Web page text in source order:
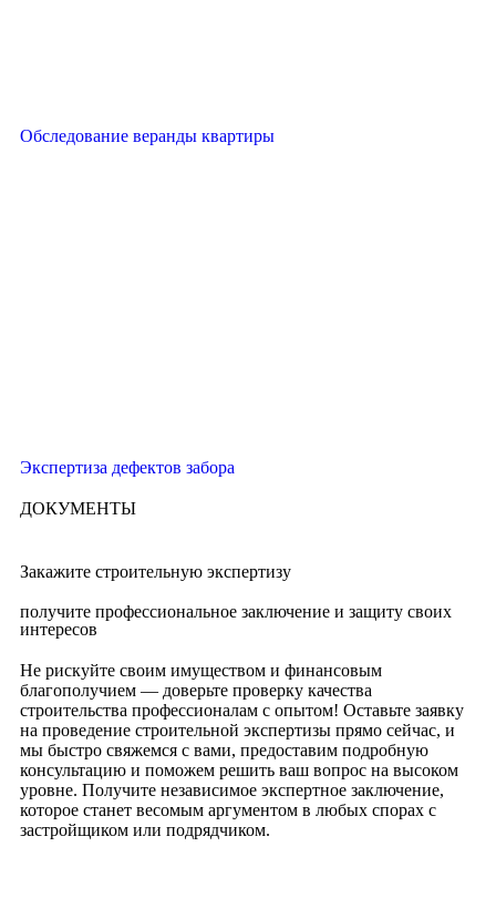
Обследование веранды квартиры
Экспертиза дефектов забора
ДОКУМЕНТЫ
Закажите строительную экспертизу
получите профессиональное заключение и защиту своих
интересов
Не рискуйте своим имуществом и финансовым
благополучием — доверьте проверку качества
строительства профессионалам с опытом! Оставьте заявку
на проведение строительной экспертизы прямо сейчас, и
мы быстро свяжемся с вами, предоставим подробную
консультацию и поможем решить ваш вопрос на высоком
уровне. Получите независимое экспертное заключение,
которое станет весомым аргументом в любых спорах с
застройщиком или подрядчиком.